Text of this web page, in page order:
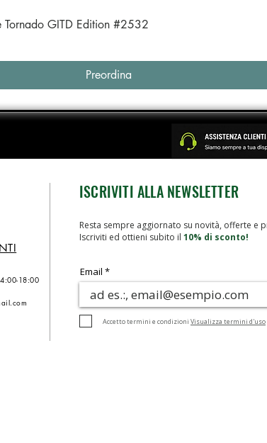
Vista rapida
Tornado GITD Edition #2532
Preordina
18:00
Email
Accetto termini e condizioni Visualizza termini d'uso
ISCRIVITI ALLA NEWSLETTER
Resta sempre aggiornato su novità, offerte e
Iscriviti ed ottieni subito il 10% di sconto!